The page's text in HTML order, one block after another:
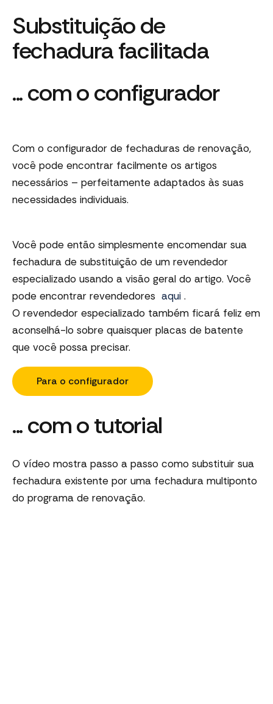
Substituição de
fechadura facilitada
... com o configurador
Com o configurador de fechaduras de renovação,
você pode encontrar facilmente os artigos
necessários – perfeitamente adaptados às suas
necessidades individuais.
Você pode então simplesmente encomendar sua
fechadura de substituição de um revendedor
especializado usando a visão geral do artigo. Você
pode encontrar revendedores aqui .
O revendedor especializado também ficará feliz em
aconselhá-lo sobre quaisquer placas de batente
que você possa precisar.
Para o configurador
... com o tutorial
O vídeo mostra passo a passo como substituir sua
fechadura existente por uma fechadura multiponto
do programa de renovação.